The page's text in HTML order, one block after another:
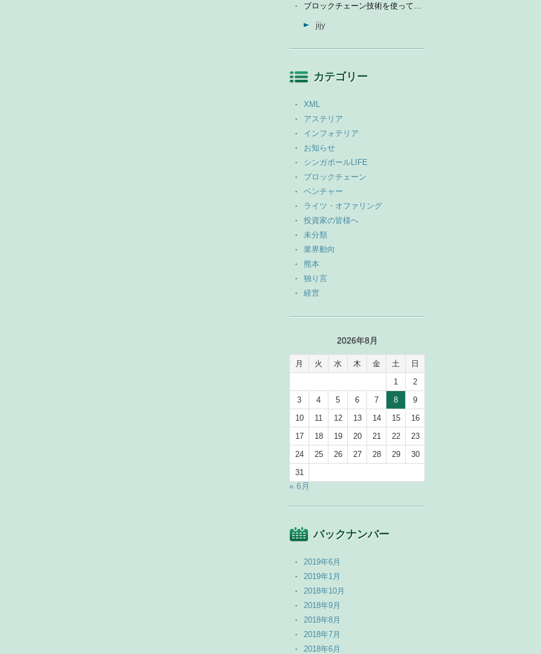
ブロックチェーン技術を使って、現状それなりに触れる機会が...
jijy
カテゴリー
XML
アステリア
インフォテリア
お知らせ
シンガポールLIFE
ブロックチェーン
ベンチャー
ライツ・オファリング
投資家の皆様へ
未分類
業界動向
熊本
独り言
経営
2026年8月
月 火 水 木 金 土
日
1
2
3
4 5 6 7 8
9
10
11 12 13 14 15
16
17
18 19 20 21 22
23
24
25 26 27 28 29
30
31
« 6月
バックナンバー
2019年6月
2019年1月
2018年10月
2018年9月
2018年8月
2018年7月
2018年6月